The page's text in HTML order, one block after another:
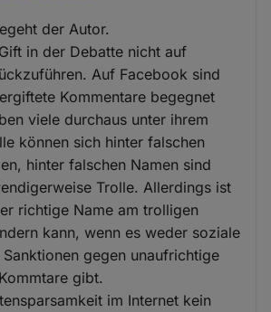
der Autor.
in der Debatte nicht auf
Auf Facebook sind
Kommentare begegnet
viele durchaus unter ihrem
können sich hinter falschen
hinter falschen Namen sind
Trolle. Allerdings ist
richtige Name am trolligen
kann, wenn es weder soziale
gegen unaufrichtige
gibt.
im Internet kein